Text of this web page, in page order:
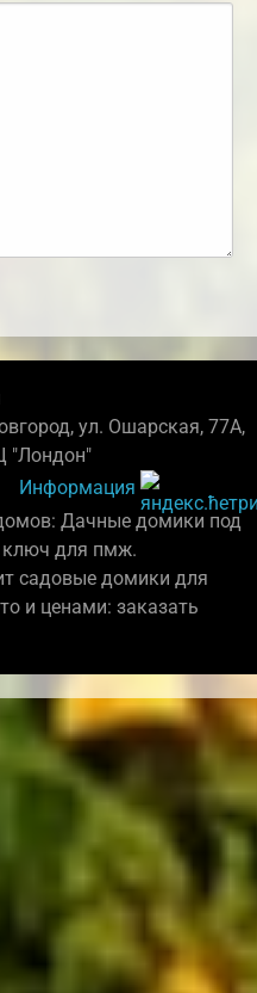
ул. Ошарская, 77А,
"Лондон"
Информация
Дачные домики под
ключ для пмж.
садовые домики для
и ценами: заказать